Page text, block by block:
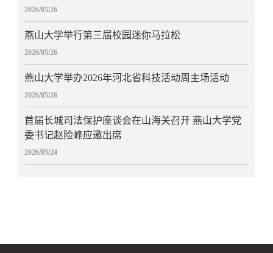
2026/05/26
燕山大学举行第三届校园迷你马拉松
2026/05/26
燕山大学举办2026年河北省科技活动周主场活动
2026/05/26
首届长城司法保护座谈会在山海关召开 燕山大学党
委书记赵险峰应邀出席
2026/05/24